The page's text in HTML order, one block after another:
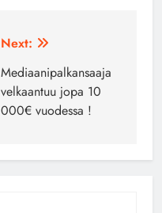
Next:
Mediaanipalkansaaja
velkaantuu jopa 10
000€ vuodessa !